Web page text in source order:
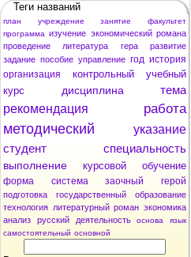
Теги названий
план учреждение занятие
факультет
программа изучение экономический романа
проведение
литература гера
развитие
задание пособие управление год история
организация
контрольный
учебный
курс
дисциплина
тема
рекомендация
работа
методический
указание
студент
специальность
выполнение курсовой обучение
форма система заочный герой
подготовка государственный
образование
технология литературный роман экономика
анализ
русский деятельность основа
язык
самостоятельный основной